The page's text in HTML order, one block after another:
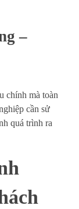
–
chính mà toàn
cần sử
quá trình ra